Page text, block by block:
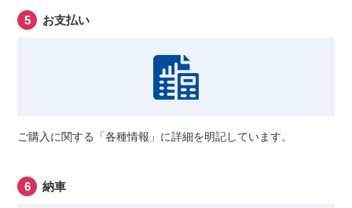
お支払い
ご購入に関する「各種情報」に詳細を明記しています。
納車